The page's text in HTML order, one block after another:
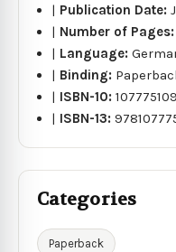
| Publication Date:
| Number of
| Language:
| Binding:
| ISBN-10:
| ISBN-13:
Categories
Paperback